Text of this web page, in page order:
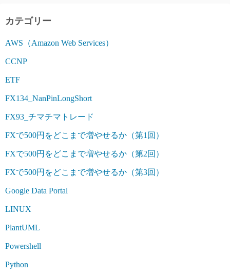
カテゴリー
AWS（Amazon Web Services）
CCNP
ETF
FX134_NanPinLongShort
FX93_チマチマトレード
FXで500円をどこまで増やせるか（第1回）
FXで500円をどこまで増やせるか（第2回）
FXで500円をどこまで増やせるか（第3回）
Google Data Portal
LINUX
PlantUML
Powershell
Python